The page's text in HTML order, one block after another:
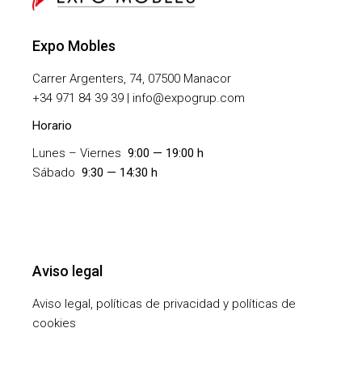
Expo Mobles
Carrer Argenters, 74, 07500 Manacor
+34 971 84 39 39 | info@expogrup.com
Horario
Lunes – Viernes9:00 — 19:00 h
Sábado9:30 — 14:30 h
Aviso legal
Aviso legal, políticas de privacidad y políticas de
cookies